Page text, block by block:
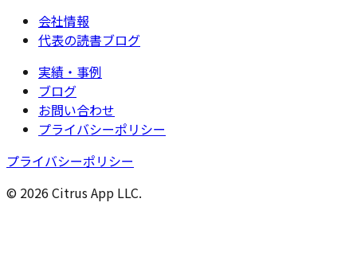
会社情報
代表の読書ブログ
実績・事例
ブログ
お問い合わせ
プライバシーポリシー
プライバシーポリシー
© 2026 Citrus App LLC.